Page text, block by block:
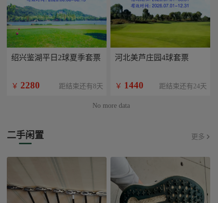
绍兴鉴湖平日2球夏季套票
￥ 2280 距结束还有8天
河北美芦庄园4球套票
￥ 1440 距结束还有24天
No more data
二手闲置 更多